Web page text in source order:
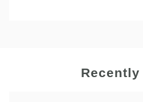
Recently